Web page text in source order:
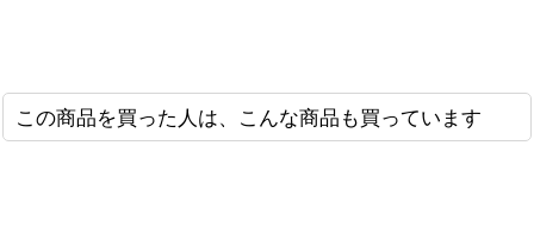
この商品を買った人は、こんな商品も買っています